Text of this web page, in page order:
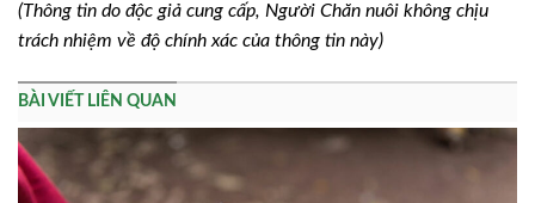
(Thông tin do độc giả cung cấp, Người Chăn nuôi không chịu
trách nhiệm về độ chính xác của thông tin này)
BÀI VIẾT LIÊN QUAN